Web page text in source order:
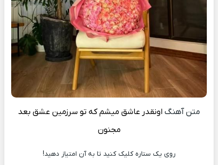
متن آهنگ اونقدر عاشق میشم که تو سرزمین عشق بعد
مجنون
روی یک ستاره کلیک کنید تا به آن امتیاز دهید!